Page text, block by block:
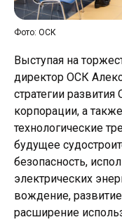
Фото: ОСК
Выступая на
директор ОСК
стратегии
корпорации, а
технологические
будущее
безопасность,
электрических
вождение,
расширение